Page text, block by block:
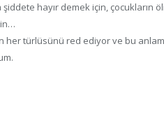
hayır demek için, çocukların
her türlüsünü red ediyor ve bu